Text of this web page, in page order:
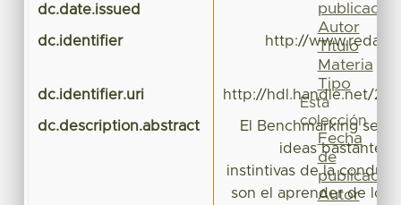
dc.date.issued
dc.identifier http://
dc.identifier.uri http://hdl.handle.net/
dc.description.abstract
El Benchmarking se
ideas bastante
instintivas de la
son el aprender de los
publicación
Autor
Título
Materia
Tipo
Esta
colección
Fecha
de
publicación
Autor